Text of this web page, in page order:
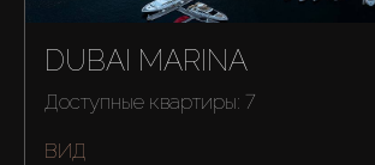
Новостройки
DUBAI MARINA
Доступные квартиры: 7
ВИД